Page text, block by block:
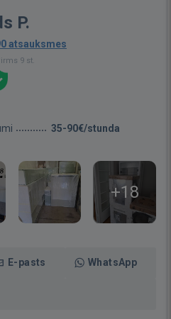
P.
atsauksmes
9 st.
35-90€/stunda
+18
E-pasts WhatsApp